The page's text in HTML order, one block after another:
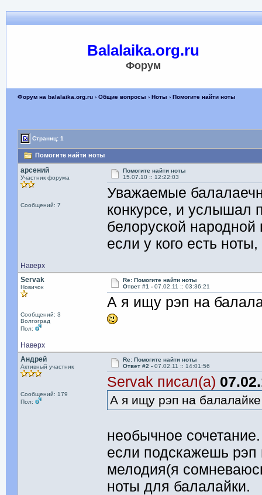
Balalaika.org.ru
Форум
Форум на balalaika.org.ru› Общие вопросы › Ноты › Помогите найти ноты
Страниц: 1
Помогите найти ноты
арсений
Участник форума
Сообщений: 7
Помогите найти ноты
15.07.10 :: 12:22:03
Уважаемые
конкурсе, и услышал
белоруской
если у кого есть
Наверх
Servak
Новичок
Сообщений: 3
Волгоград
Пол:
Re: Помогите найти ноты
Ответ #1 -07.02.11 :: 03:36:21
А я ищу рэп на
Наверх
Андрей
Активный участник
Сообщений: 179
Пол:
Re: Помогите найти ноты
Ответ #2 -07.02.11 :: 14:01:56
Servak писал(а)
А я ищу рэп на балалайке
необычное сочетание.
если подскажешь рэп
мелодия(я
ноты для балалайки.